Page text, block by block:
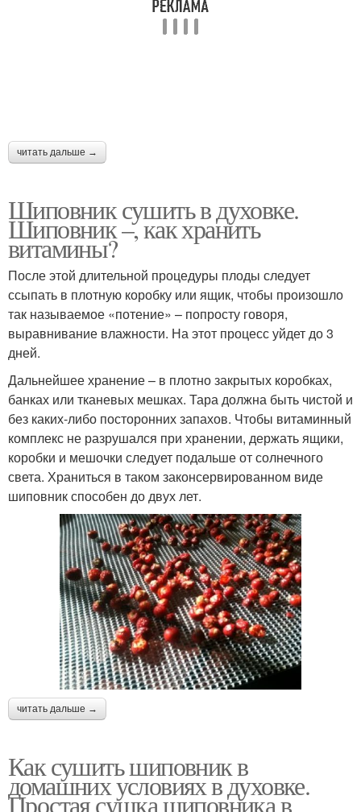
читать дальше →
Шиповник сушить в духовке.
Шиповник –, как хранить
витамины?
После этой длительной процедуры плоды следует
ссыпать в плотную коробку или ящик, чтобы произошло
так называемое «потение» – попросту говоря,
выравнивание влажности. На этот процесс уйдет до 3
дней.
Дальнейшее хранение – в плотно закрытых коробках,
банках или тканевых мешках. Тара должна быть чистой и
без каких-либо посторонних запахов. Чтобы витаминный
комплекс не разрушался при хранении, держать ящики,
коробки и мешочки следует подальше от солнечного
света. Храниться в таком законсервированном виде
шиповник способен до двух лет.
читать дальше →
Как сушить шиповник в
домашних условиях в духовке.
Простая сушка шиповника в